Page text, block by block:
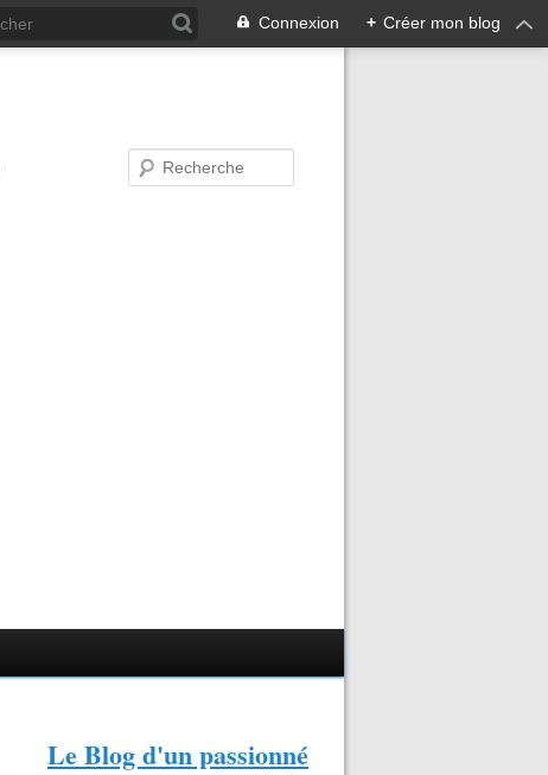
Connexion + Créer mon blog
Le Blog d'un passionné